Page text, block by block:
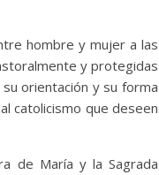
hombre y mujer a las
y protegidas
orientación y su forma
catolicismo que deseen
de María y la Sagrada